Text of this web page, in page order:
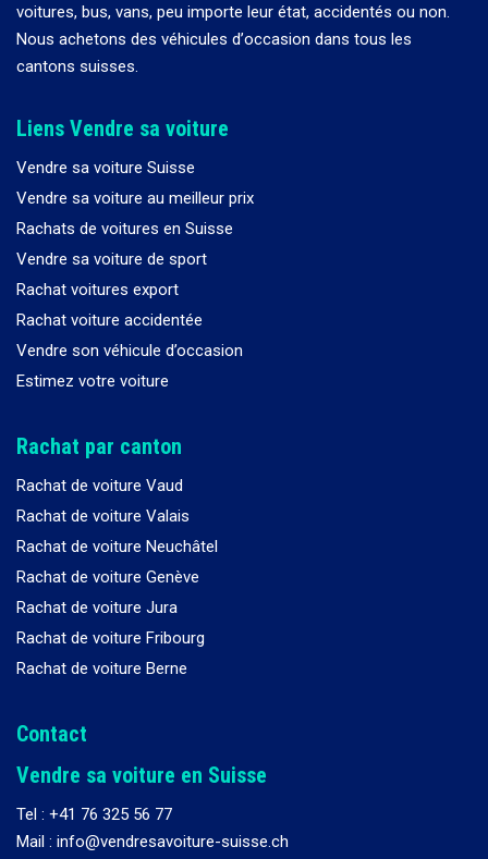
voitures, bus, vans, peu importe leur état, accidentés ou non.
Nous achetons des véhicules d’occasion dans tous les
cantons suisses.
Liens Vendre sa voiture
Vendre sa voiture Suisse
Vendre sa voiture au meilleur prix
Rachats de voitures en Suisse
Vendre sa voiture de sport
Rachat voitures export
Rachat voiture accidentée
Vendre son véhicule d’occasion
Estimez votre voiture
Rachat par canton
Rachat de voiture Vaud
Rachat de voiture Valais
Rachat de voiture Neuchâtel
Rachat de voiture Genève
Rachat de voiture Jura
Rachat de voiture Fribourg
Rachat de voiture Berne
Contact
Vendre sa voiture en Suisse
Tel : +41 76 325 56 77
Mail : info@vendresavoiture-suisse.ch